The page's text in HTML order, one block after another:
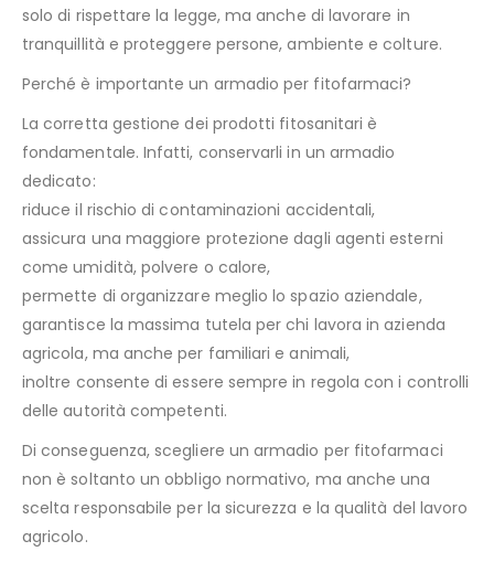
solo di rispettare la legge, ma anche di lavorare in
tranquillità e proteggere persone, ambiente e colture.
Perché è importante un armadio per fitofarmaci?
La corretta gestione dei prodotti fitosanitari è
fondamentale. Infatti, conservarli in un armadio
dedicato:
riduce il rischio di contaminazioni accidentali,
assicura una maggiore protezione dagli agenti esterni
come umidità, polvere o calore,
permette di organizzare meglio lo spazio aziendale,
garantisce la massima tutela per chi lavora in azienda
agricola, ma anche per familiari e animali,
inoltre consente di essere sempre in regola con i controlli
delle autorità competenti.
Di conseguenza, scegliere un armadio per fitofarmaci
non è soltanto un obbligo normativo, ma anche una
scelta responsabile per la sicurezza e la qualità del lavoro
agricolo.